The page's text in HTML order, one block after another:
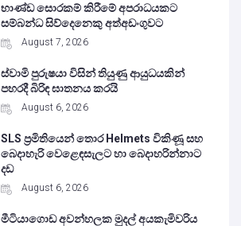
භාණ්ඩ සොරකම් කිරීමේ අපරාධයකට
සම්බන්ධ සිව්දෙනෙකු අත්අඩංගුවට
August 7, 2026
ස්වාමි පුරුෂයා විසින් තියුණු ආයුධයකින්
පහරදී බිරිඳ ඝාතනය කරයි
August 6, 2026
SLS ප්‍රමිතියෙන් තොර Helmets විකිණූ සහ
බෙදාහැරි වෙළෙඳසැලට හා බෙදාහරින්නාට
දඩ
August 6, 2026
මීටියාගොඩ අවන්හලක මුදල් අයකැමිවරිය